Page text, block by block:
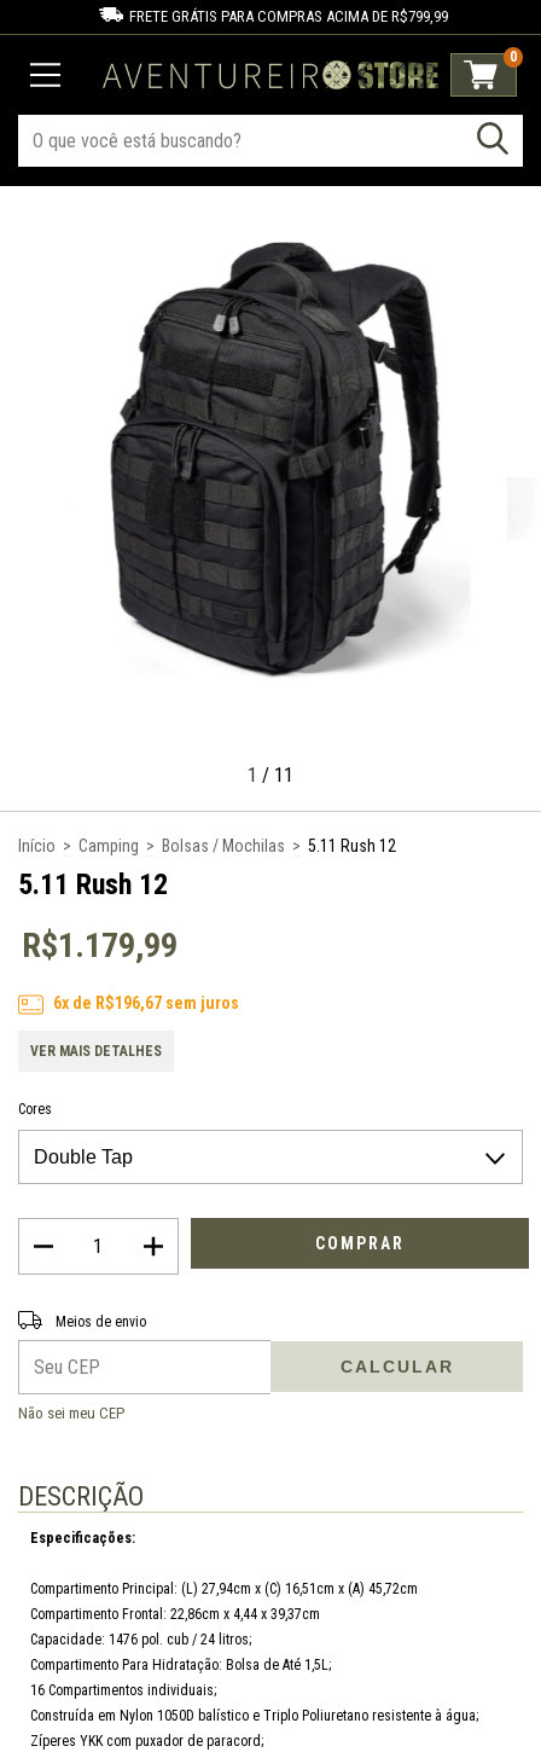
FRETE GRÁTIS PARA COMPRAS ACIMA DE R$799,99
0
1 / 11
Início > Camping > Bolsas / Mochilas > 5.11 Rush 12
5.11 Rush 12
R$1.179,99
6x de R$196,67sem juros
VER MAIS DETALHES
Cores
Entregas para o CEP:
Meios de envio
CALCULAR
Não sei meu CEP
DESCRIÇÃO
Especificações:
Compartimento Principal: (L) 27,94cm x (C) 16,51cm x (A) 45,72cm
Compartimento Frontal: 22,86cm x 4,44 x 39,37cm
Capacidade: 1476 pol. cub / 24 litros;
Compartimento Para Hidratação: Bolsa de Até 1,5L;
16 Compartimentos individuais;
Construída em Nylon 1050D balístico e Triplo Poliuretano resistente à água;
Zíperes YKK com puxador de paracord;